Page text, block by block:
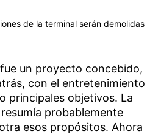
de la terminal serán demolidas
un proyecto concebido,
con el entretenimiento
principales objetivos. La
probablemente
esos propósitos. Ahora